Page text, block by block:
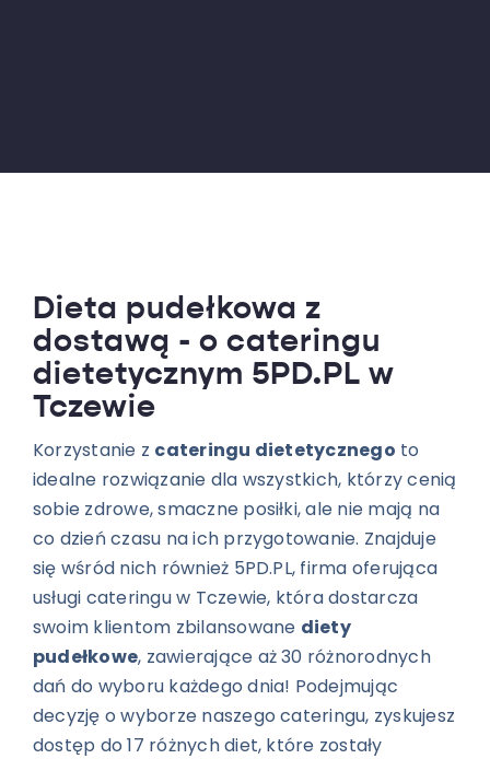
Dieta pudełkowa z
dostawą - o cateringu
dietetycznym 5PD.PL w
Tczewie
Korzystanie z cateringu dietetycznego to
idealne rozwiązanie dla wszystkich, którzy cenią
sobie zdrowe, smaczne posiłki, ale nie mają na
co dzień czasu na ich przygotowanie. Znajduje
się wśród nich również 5PD.PL, firma oferująca
usługi cateringu w Tczewie, która dostarcza
swoim klientom zbilansowane diety
pudełkowe, zawierające aż 30 różnorodnych
dań do wyboru każdego dnia! Podejmując
decyzję o wyborze naszego cateringu, zyskujesz
dostęp do 17 różnych diet, które zostały